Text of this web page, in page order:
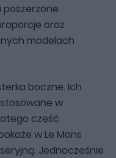
oraz
modelach
boczne. Ich
w
część
w Le Mans
Jednocześnie